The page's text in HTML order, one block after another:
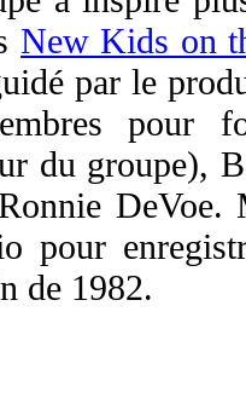
New Kids on
par le
pour
du groupe),
DeVoe.
pour
de 1982.